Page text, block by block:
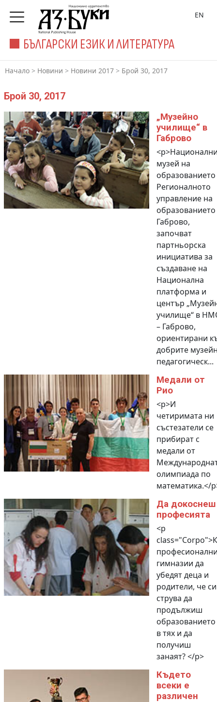
БЪЛГАРСКИ ЕЗИК И ЛИТЕРАТУРА
EN
Начало > Новини > Новини 2017 > Брой 30, 2017
Брой 30, 2017
„Музейно
училище“ в
Габрово
музей на
Регионалното
управление на
образованието
Габрово,
започват
партньорска
инициатива за
създаване на
Национална
платформа и
център
училище“ в
– Габрово,
ориентирани
добрите
педагогическ...
Медали от
Рио
<p>И
четиримата ни
състезатели се
прибират с
медали от
олимпиада по
математика.</
Дa докоснеш
професията
<p
гимназии да
убедят деца и
родители, че си
струва да
продължиш
образованието
в тях и да
получиш
занаят? </p>
Където
всеки е
различен